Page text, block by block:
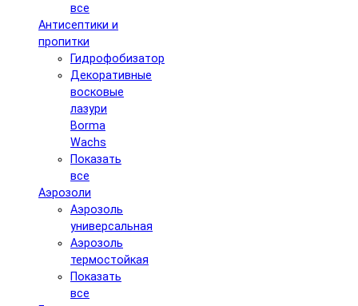
все
Антисептики и
пропитки
Гидрофобизатор
Декоративные
восковые
лазури
Borma
Wachs
Показать
все
Аэрозоли
Аэрозоль
универсальная
Аэрозоль
термостойкая
Показать
все